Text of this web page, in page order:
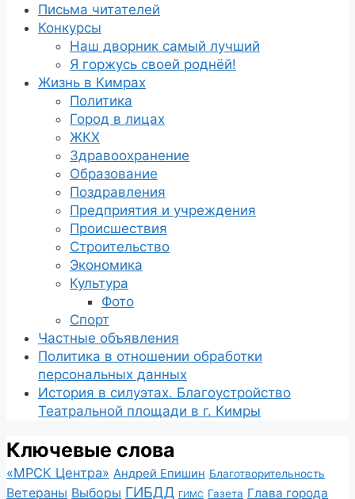
Письма читателей
Конкурсы
Наш дворник самый лучший
Я горжусь своей роднёй!
Жизнь в Кимрах
Политика
Город в лицах
ЖКХ
Здравоохранение
Образование
Поздравления
Предприятия и учреждения
Происшествия
Строительство
Экономика
Культура
Фото
Спорт
Частные объявления
Политика в отношении обработки
персональных данных
История в силуэтах. Благоустройство
Театральной площади в г. Кимры
Ключевые слова
«МРСК Центра» Андрей Епишин Благотворительность
Ветераны Выборы ГИБДД ГИМС Газета Глава города